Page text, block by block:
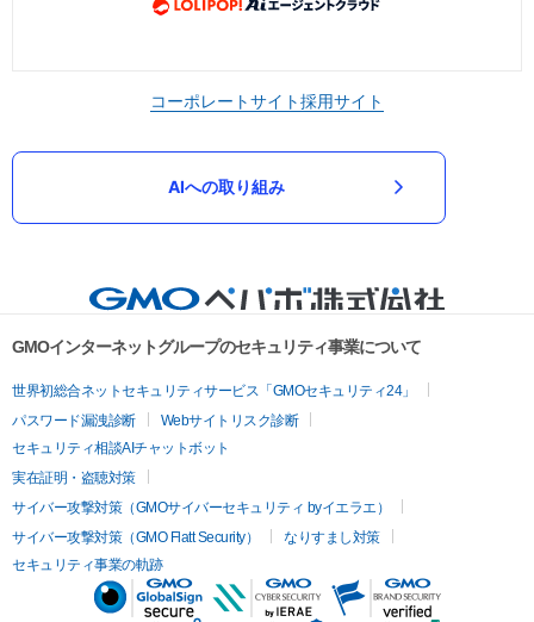
コーポレートサイト採用サイト
AIへの取り組み
GMOインターネットグループのセキュリティ事業について
世界初総合ネットセキュリティサービス「GMOセキュリティ24」
パスワード漏洩診断
Webサイトリスク診断
セキュリティ相談AIチャットボット
実在証明・盗聴対策
サイバー攻撃対策（GMOサイバーセキュリティ byイエラエ）
サイバー攻撃対策（GMO Flatt Security）
なりすまし対策
セキュリティ事業の軌跡